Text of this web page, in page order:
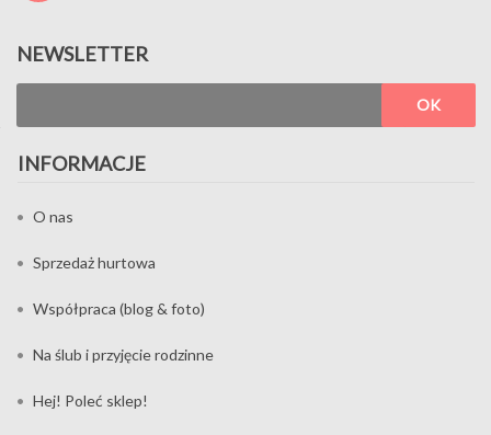
NEWSLETTER
OK
INFORMACJE
O nas
Sprzedaż hurtowa
Współpraca (blog & foto)
Na ślub i przyjęcie rodzinne
Hej! Poleć sklep!